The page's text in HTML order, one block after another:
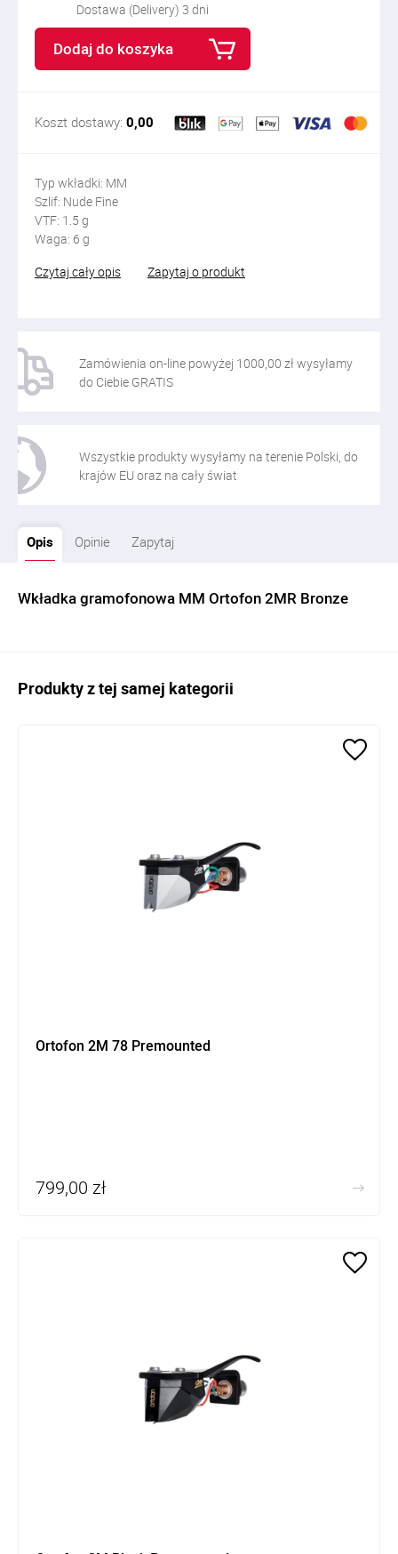
Dostawa (Delivery) 3 dni
Dodaj do koszyka
Koszt dostawy: 0,00
Typ wkładki: MM
Szlif: Nude Fine
VTF: 1.5 g
Waga: 6 g
Czytaj cały opis
Zapytaj o produkt
Zamówienia on-line powyżej 1000,00 zł wysyłamy
do Ciebie GRATIS
Wszystkie produkty wysyłamy na terenie Polski, do
krajów EU oraz na cały świat
Opis Opinie Zapytaj
Wkładka gramofonowa MM Ortofon 2MR Bronze
Produkty z tej samej kategorii
Ortofon 2M 78 Premounted
799,00 zł